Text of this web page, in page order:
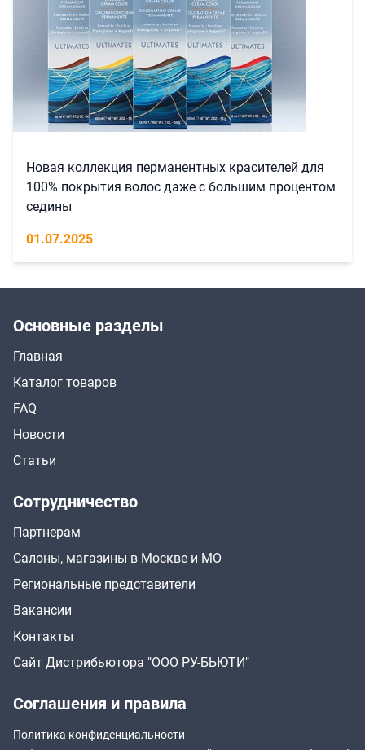
Новая коллекция перманентных красителей для
100% покрытия волос даже с большим процентом
седины
01.07.2025
Основные разделы
Главная
Каталог товаров
FAQ
Новости
Статьи
Сотрудничество
Партнерам
Салоны, магазины в Москве и МО
Региональные представители
Вакансии
Контакты
Сайт Дистрибьютора "ООО РУ-БЬЮТИ"
Соглашения и правила
Политика конфиденциальности